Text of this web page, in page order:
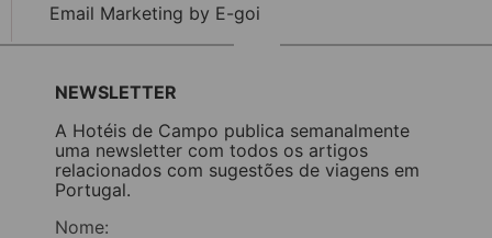
Email Marketing by E-goi
NEWSLETTER
A Hotéis de Campo publica semanalmente
uma newsletter com todos os artigos
relacionados com sugestões de viagens em
Portugal.
Nome: